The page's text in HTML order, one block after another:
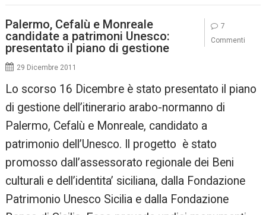
Palermo, Cefalù e Monreale
candidate a patrimoni Unesco:
presentato il piano di gestione
29 Dicembre 2011
Lo scorso 16 Dicembre è stato presentato il piano
di gestione dell’itinerario arabo-normanno di
Palermo, Cefalù e Monreale, candidato a
patrimonio dell’Unesco. Il progetto è stato
promosso dall’assessorato regionale dei Beni
culturali e dell’identita’ siciliana, dalla Fondazione
Patrimonio Unesco Sicilia e dalla Fondazione
7
Commenti